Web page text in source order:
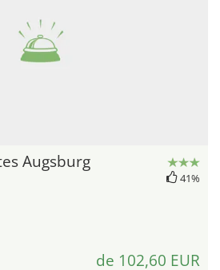
Augsburg
41%
de 102,60 EUR